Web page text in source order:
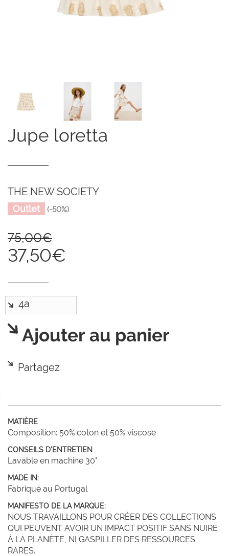
jupe loretta
THE NEW SOCIETY
Outlet (-50%)
75,00€
37,50€
Ajouter au panier
Partagez
MATIÈRE
Composition: 50% coton et 50% viscose
CONSEILS D'ENTRETIEN
Lavable en machine 30°
MADE IN:
Fabriqué au Portugal
MANIFESTO DE LA MARQUE:
NOUS TRAVAILLONS POUR CRÉER DES COLLECTIONS
QUI PEUVENT AVOIR UN IMPACT POSITIF SANS NUIRE
À LA PLANÈTE, NI GASPILLER DES RESSOURCES
RARES.